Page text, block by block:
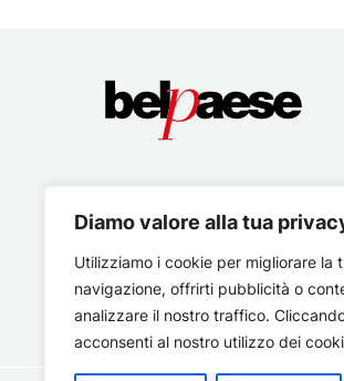
Diamo valore alla tua
Utilizziamo i cookie per migliorare la
navigazione, offrirti pubblicità o
analizzare il nostro traffico.
acconsenti al nostro utilizzo dei